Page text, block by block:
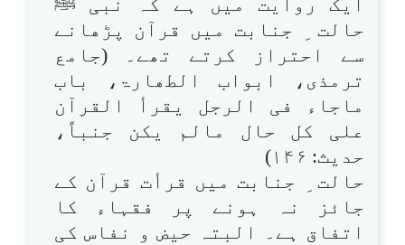
حالت ِ جنابت میں قرآن پڑھانے
سے احتراز کرتے تھے۔ (جامع
ترمذی، ابواب الطھارۃ، باب
ماجاء فی الرجل یقرأ القرآن
علی کل حال مالم یکن جنباً،
حدیث: ۱۴۶)
حالت ِ جنابت میں قرأت قرآن کے
جائز نہ ہونے پر فقہاء کا
اتفاق ہے۔ البتہ حیض و نفاس کی